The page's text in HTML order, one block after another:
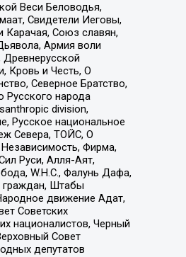
Веси Беловодья,
Свидетели Иеговы,
Карачая, Союз славян,
Армия воли
Кровь и Честь, О
Северное Братство,
Русского народа
division,
Русское национальное
Севера, ТОЙС, О
Фирма,
Руси, Алля-Аят,
W.H.С., Фалунь Дафа,
граждан, Штабы
движение Адат,
Советских
националистов, Черный
Совет
депутатов